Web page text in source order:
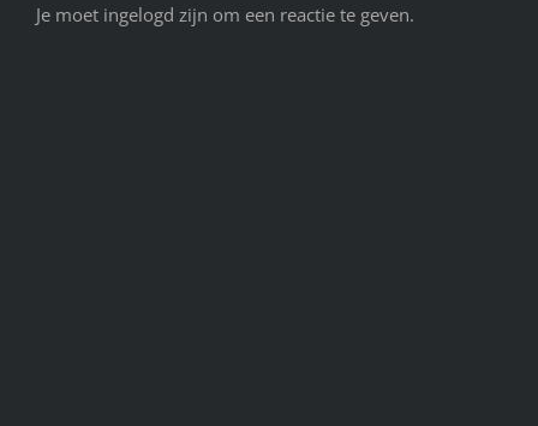
Je moet ingelogd zijn om een reactie te geven.